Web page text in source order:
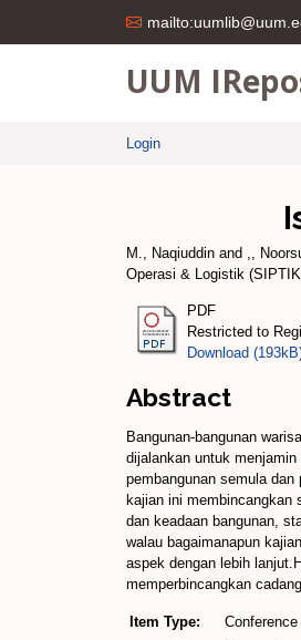
UUM
Login
M., Naqiuddin and ,,
Operasi & Logistik
PDF
Restricted to
Download
Abstract
Bangunan-bangunan
dijalankan untuk
pembangunan semula
kajian ini membincangkan
dan keadaan bangunan,
walau bagaimanapun
aspek dengan lebih
memperbincangkan
Item Type: